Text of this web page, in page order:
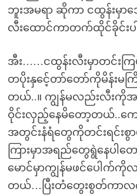
ဘူးအမရာ ဆိုကာ ငထွန်းမှ
လီးထောင်ကာတက်ထိုင်ခိုင်း
အီး……ငထွန်းလီးမှာတင်းက
တပိုးနှင်ေ့တာ်တော်ကိုမိန်းမက
တယ်..။ ကျွန်မလည်းလီးကို
ဝိုင်းလှည့်နေမိတော့တယ်..က
အတွင်းနံရံတွေကိုတင်းရင်းစွ
ကြားမှာအရည်တွေရွဲနေပါ
မောင်မှာကျွန်မဖင်ပေါက်
တယ်…ပြီးတံတွေးစွတ်က